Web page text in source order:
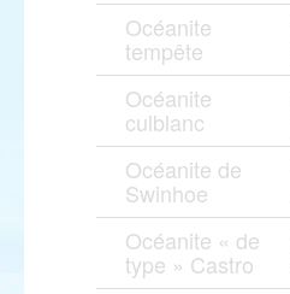
Océanite
tempête
Océanite
culblanc
Océanite de
Swinhoe
Océanite « de
type » Castro